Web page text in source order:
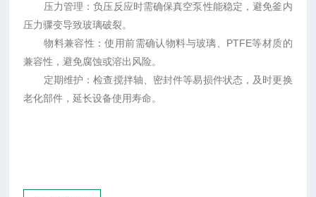
压力管理：负压反应时需确保真空泵性能稳定，避免釜内
压力骤变导致玻璃破裂。
物料兼容性：使用前需确认物料与玻璃、PTFE等材质的
兼容性，避免腐蚀或溶出风险。
定期维护：检查搅拌轴、密封件等易损件状态，及时更换
老化部件，延长设备使用寿命。